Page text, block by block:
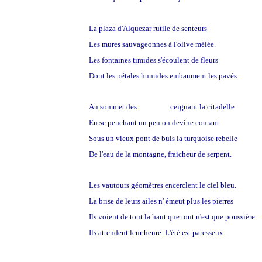
La plaza d'Alquezar rutile de senteurs
Les mures sauvageonnes à l'olive mélée.
Les fontaines timides s'écoulent de fleurs
Dont les pétales humides embaument les pavés.
Au sommet des
ceignant la citadelle
En se penchant un peu on devine courant
Sous un vieux pont de buis la turquoise rebelle
De l'eau de la montagne, fraicheur de serpent.
Les vautours géomètres encerclent le ciel bleu.
La brise de leurs ailes n' émeut plus les pierres
Ils voient de tout la haut que tout n'est que poussière.
Ils attendent leur heure. L'été est paresseux.